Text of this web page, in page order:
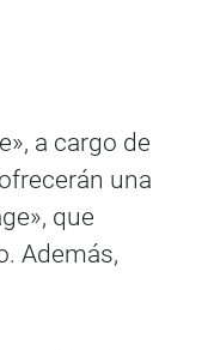
a cargo de
una
que
Además,